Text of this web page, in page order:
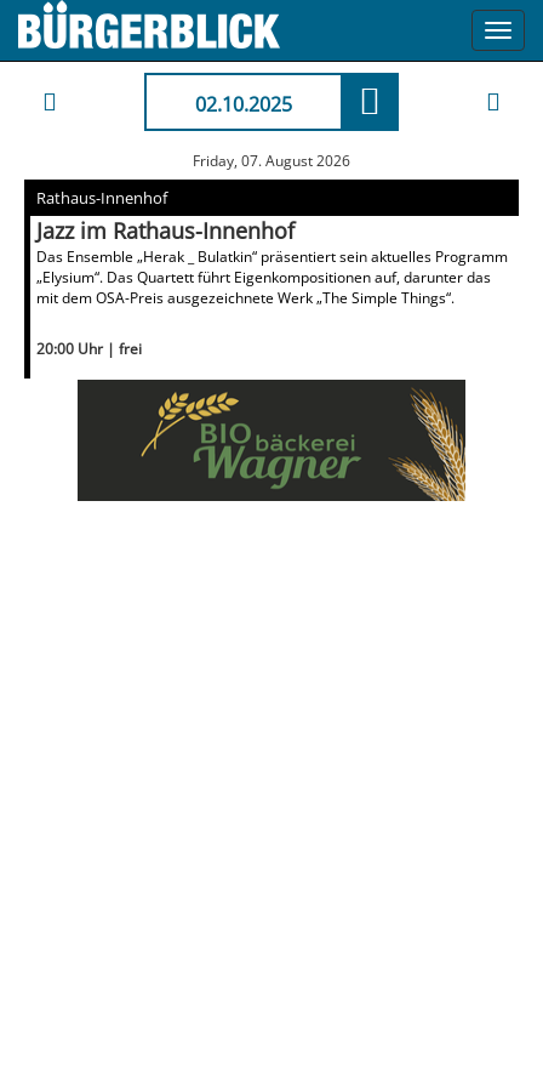
02.10.2025
Friday, 07. August 2026
Rathaus-Innenhof
Jazz im Rathaus-Innenhof
Das Ensemble „Herak _ Bulatkin“ präsentiert sein aktuelles Programm
„Elysium“. Das Quartett führt Eigenkompositionen auf, darunter das
mit dem OSA-Preis ausgezeichnete Werk „The Simple Things“.
20:00 Uhr | frei